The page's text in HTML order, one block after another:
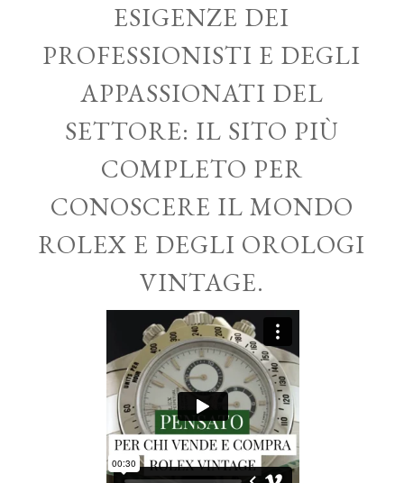
ESIGENZE DEI
PROFESSIONISTI E DEGLI
APPASSIONATI DEL
SETTORE: IL SITO PIÙ
COMPLETO PER
CONOSCERE IL MONDO
ROLEX E DEGLI OROLOGI
VINTAGE.